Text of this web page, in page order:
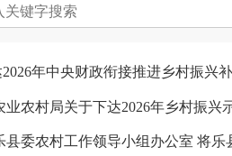
年中央财政衔接推进乡村振兴
农村局关于下达2026年乡村振兴
县委农村工作领导小组办公室 将